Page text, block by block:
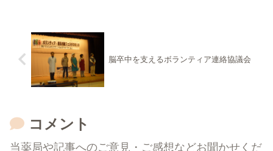
脳卒中を支えるボランティア連絡協議会
コメント
当薬局や記事へのご意見・ご感想などお聞かせくだ